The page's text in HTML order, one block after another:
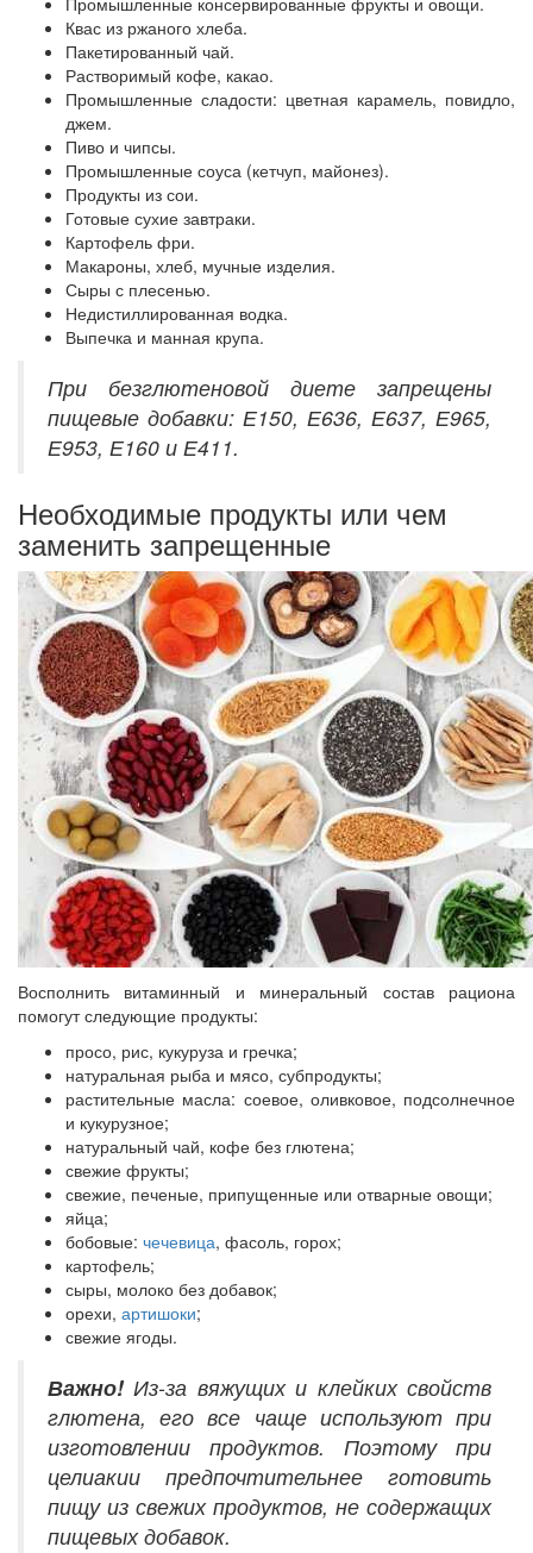
Квас из ржаного хлеба.
Пакетированный чай.
Растворимый кофе, какао.
Промышленные сладости: цветная карамель, повидло,
джем.
Пиво и чипсы.
Промышленные соуса (кетчуп, майонез).
Продукты из сои.
Готовые сухие завтраки.
Картофель фри.
Макароны, хлеб, мучные изделия.
Сыры с плесенью.
Недистиллированная водка.
Выпечка и манная крупа.
При безглютеновой диете запрещены
пищевые добавки: Е150, Е636, Е637, Е965,
Е953, Е160 и Е411.
Необходимые продукты или чем
заменить запрещенные
Восполнить витаминный и минеральный состав рациона
помогут следующие продукты:
просо, рис, кукуруза и гречка;
натуральная рыба и мясо, субпродукты;
растительные масла: соевое, оливковое, подсолнечное
и кукурузное;
натуральный чай, кофе без глютена;
свежие фрукты;
свежие, печеные, припущенные или отварные овощи;
яйца;
бобовые: чечевица, фасоль, горох;
картофель;
сыры, молоко без добавок;
орехи, артишоки;
свежие ягоды.
Важно!Из-за вяжущих и клейких свойств
глютена, его все чаще используют при
изготовлении продуктов. Поэтому при
целиакии предпочтительнее готовить
пищу из свежих продуктов, не содержащих
пищевых добавок.